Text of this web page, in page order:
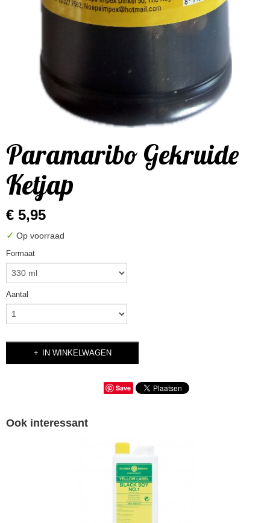
Paramaribo Gekruide
Ketjap
€ 5,95
✓ Op voorraad
Formaat
Aantal
IN WINKELWAGEN
Save
Ook interessant